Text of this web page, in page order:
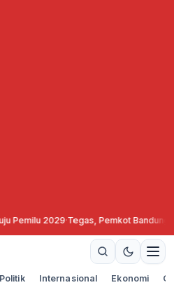
2029·Tegas, Pemkot Bandung Segel
Politik Internasional Ekonomi